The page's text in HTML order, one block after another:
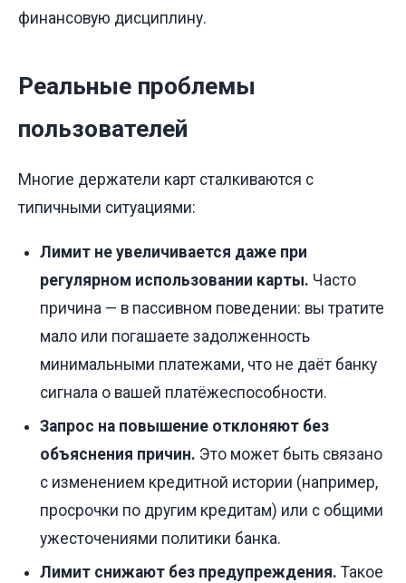
финансовую дисциплину.
Реальные проблемы
пользователей
Многие держатели карт сталкиваются с
типичными ситуациями:
Лимит не увеличивается даже при
регулярном использовании карты. Часто
причина — в пассивном поведении: вы тратите
мало или погашаете задолженность
минимальными платежами, что не даёт банку
сигнала о вашей платёжеспособности.
Запрос на повышение отклоняют без
объяснения причин. Это может быть связано
с изменением кредитной истории (например,
просрочки по другим кредитам) или с общими
ужесточениями политики банка.
Лимит снижают без предупреждения. Такое